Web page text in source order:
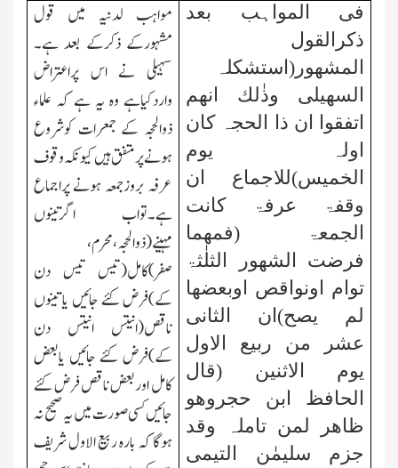
فی المواہب بعد
ذکرالقول
المشھور(استشکلہ
السھیلی وذٰلك انھم
اتفقوا ان ذا الحجہ کان
اولہ یوم
الخمیس)للاجماع ان
وقفۃ عرفۃ کانت
الجمعۃ (فمھما
فرضت الشھور الثلٰثۃ
توام اونواقص اوبعضھا
لم یصح)ان الثانی
عشر من ربیع الاول
یوم الاثنین (قال
الحافظ ابن حجروھو
ظاھر لمن تاملہ وقد
جزم سلیمٰن التیمی
مواہب لدنیہ میں قول
مشہورکے ذکرکے بعد ہے۔
سہیلی نے اس پراعتراض
واردکیاہے وہ یہ ہے کہ علماء
ذوالحجہ کے جمعرات کوشروع
ہونے پرمتفق ہیں کیونکہ وقوف
عرفہ بروزجمعہ ہونے پراجماع
ہے۔تواب اگرتینوں
مہینے(ذوالحجہ،محرم،
صفر)کامل(تیس تیس دن
کے)فرض کئے جائیں یا تینوں
ناقص(انتیس انتیس دن
کے)فرض کئے جائیں یابعض
کامل اوربعض ناقص فرض کئے
جائیں کسی صورت میں یہ صحیح نہ
ہوگا کہ بارہ ربیع الاول شریف